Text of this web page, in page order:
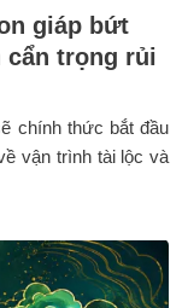
giáp bứt
cẩn trọng rủi
chính thức bắt đầu
vận trình tài lộc và